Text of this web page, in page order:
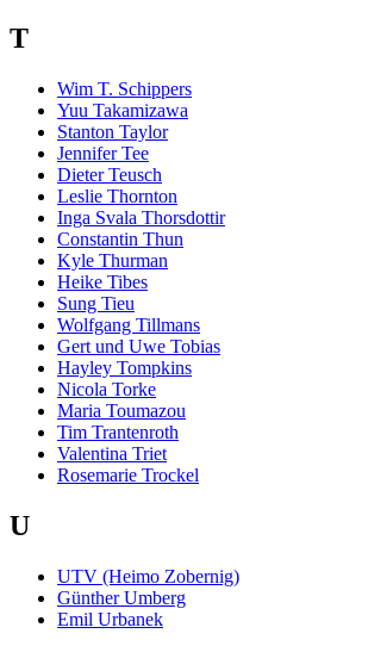
T
Wim T. Schippers
Yuu Takamizawa
Stanton Taylor
Jennifer Tee
Dieter Teusch
Leslie Thornton
Inga Svala Thorsdottir
Constantin Thun
Kyle Thurman
Heike Tibes
Sung Tieu
Wolfgang Tillmans
Gert und Uwe Tobias
Hayley Tompkins
Nicola Torke
Maria Toumazou
Tim Trantenroth
Valentina Triet
Rosemarie Trockel
U
UTV (Heimo Zobernig)
Günther Umberg
Emil Urbanek